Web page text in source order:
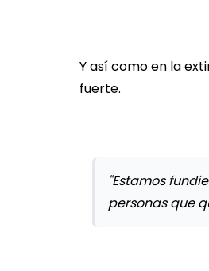
Y así como en la
fuerte.
"Estamos
personas que